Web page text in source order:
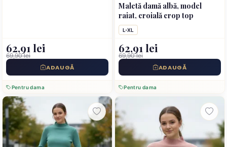
62,91 lei
69,90 lei
ADAUGĂ
Pentru dama
Maletă damă albă, model
raiat, croială crop top
L-XL
62,91 lei
69,90 lei
ADAUGĂ
Pentru dama